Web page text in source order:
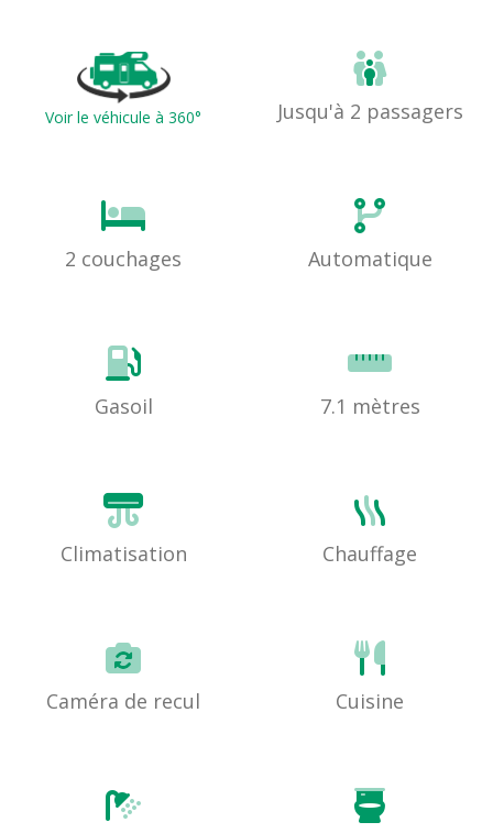
Voir le véhicule à 360° Jusqu'à 2 passagers
2 couchages Automatique
Gasoil 7.1 mètres
Climatisation Chauffage
Caméra de recul Cuisine